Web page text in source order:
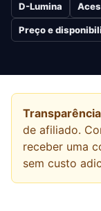
D-Lumina
Preço e
de afiliado.
receber uma
sem custo